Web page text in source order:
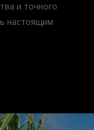
и точного
настоящим